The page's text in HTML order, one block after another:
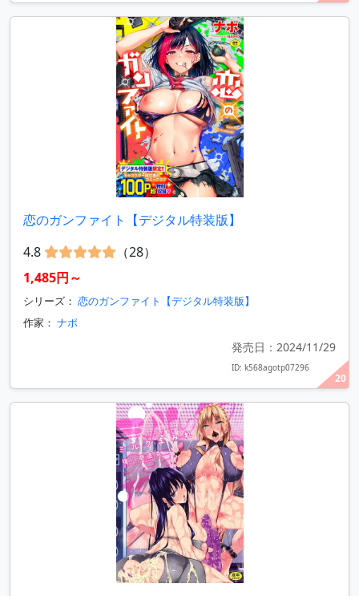
20
恋のガンファイト【デジタル特装版】
4.8
（28）
1,485円～
シリーズ： 恋のガンファイト【デジタル特装版】
作家： ナポ
発売日：2024/11/29
ID: k568agotp07296